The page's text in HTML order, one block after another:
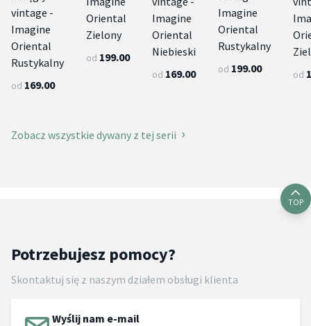
vintage -
Imagine
Oriental
Rustykalny
od 169.00
Oriental
Zielony
od 199.00
Imagine
Oriental
Niebieski
od 169.00
Imagine
Oriental
Rustykalny
od 199.00 od
Zobacz wszystkie dywany z tej serii
TOP
Potrzebujesz pomocy?
Skontaktuj się z naszym działem obsługi klienta
Wyślij nam e-mail